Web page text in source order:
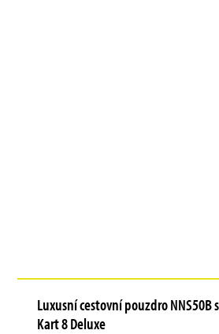
Luxusní cestovní pouzdro NNS50B
Kart 8 Deluxe